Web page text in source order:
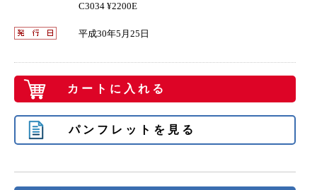
C3034 ¥2200E
平成30年5月25日
カートに入れる
パンフレットを見る